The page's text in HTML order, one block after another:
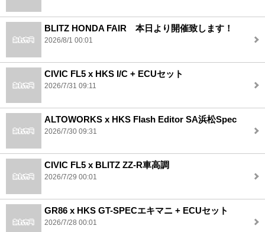
BLITZ HONDA FAIR 本日より開催致します！
2026/8/1 00:01
CIVIC FL5 x HKS I/C + ECUセット
2026/7/31 09:11
ALTOWORKS x HKS Flash Editor SA浜松Spec
2026/7/30 09:31
CIVIC FL5 x BLITZ ZZ-R車高調
2026/7/29 00:01
GR86 x HKS GT-SPECエキマニ + ECUセット
2026/7/28 00:01